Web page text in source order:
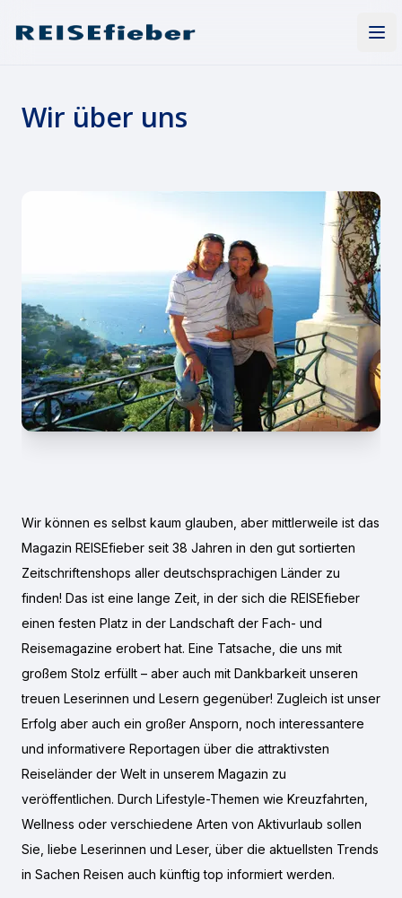
REISEfieber Magazin
Wir über uns
Wir können es selbst kaum glauben, aber mittlerweile ist das
Magazin REISEfieber seit 38 Jahren in den gut sortierten
Zeitschriftenshops aller deutschsprachigen Länder zu
finden! Das ist eine lange Zeit, in der sich die REISEfieber
einen festen Platz in der Landschaft der Fach- und
Reisemagazine erobert hat. Eine Tatsache, die uns mit
großem Stolz erfüllt – aber auch mit Dankbarkeit unseren
treuen Leserinnen und Lesern gegenüber! Zugleich ist unser
Erfolg aber auch ein großer Ansporn, noch interessantere
und informativere Reportagen über die attraktivsten
Reiseländer der Welt in unserem Magazin zu
veröffentlichen. Durch Lifestyle-Themen wie Kreuzfahrten,
Wellness oder verschiedene Arten von Aktivurlaub sollen
Sie, liebe Leserinnen und Leser, über die aktuellsten Trends
in Sachen Reisen auch künftig top informiert werden.